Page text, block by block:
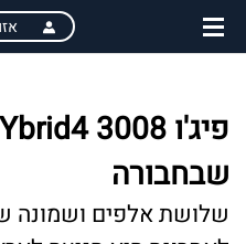
skip
skip
שבחבורה
שלושת אלפים ושמונה